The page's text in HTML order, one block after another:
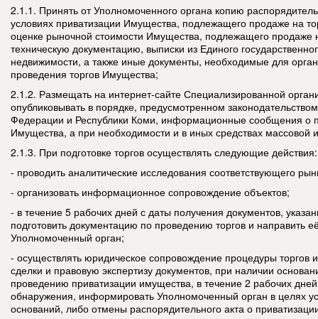
2.1.1. Принять от Уполномоченного органа копию
условиях приватизации Имущества, подлежащего продаже на
оценке рыночной стоимости Имущества, подлежащего продаже
техническую документацию, выписки из Единого
недвижимости, а также иные документы, необходимые для
проведения торгов Имущества;
2.1.2. Размещать на интернет-сайте Специализированной
опубликовывать в порядке, предусмотренном
Федерации и Республики Коми, информационные сообщения о
Имущества, а при необходимости и в иных средствах
2.1.3. При подготовке торгов осуществлять следующие действия:
- проводить аналитические исследования соответствующего
- организовать информационное сопровождение объектов;
- в течение 5 рабочих дней с даты получения документов,
подготовить документацию по проведению торгов и направить
Уполномоченный орган;
- осуществлять юридическое сопровождение процедуры торгов
сделки и правовую экспертизу документов, при наличии
проведению приватизации имущества, в течение 2 рабочих
обнаружения, информировать Уполномоченный орган в целях
оснований, либо отмены распорядительного акта о